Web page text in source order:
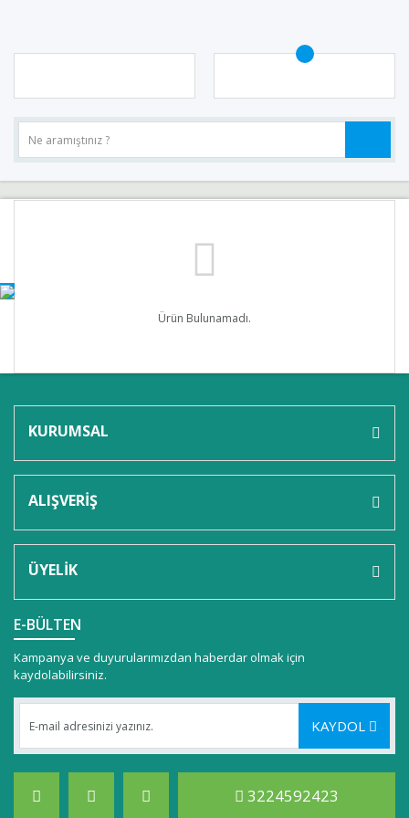
Ürün Bulunamadı.
KURUMSAL
ALIŞVERİŞ
ÜYELİK
E-BÜLTEN
Kampanya ve duyurularımızdan haberdar olmak için
kaydolabilirsiniz.
KAYDOL
3224592423